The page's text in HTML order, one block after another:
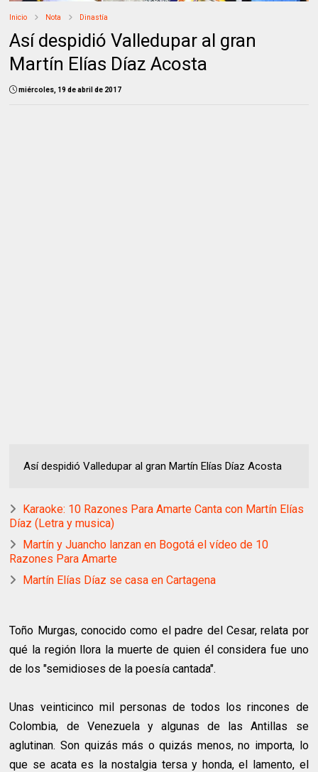
Inicio Nota Dinastía
Así despidió Valledupar al gran
Martín Elías Díaz Acosta
miércoles, 19 de abril de 2017
Así despidió Valledupar al gran Martín Elías Díaz Acosta
Karaoke: 10 Razones Para Amarte Canta con Martín Elías
Díaz (Letra y musica)
Martín y Juancho lanzan en Bogotá el vídeo de 10
Razones Para Amarte
Martín Elías Díaz se casa en Cartagena
Toño Murgas, conocido como el padre del Cesar, relata por
qué la región llora la muerte de quien él considera fue uno
de los "semidioses de la poesía cantada".
Unas veinticinco mil personas de todos los rincones de
Colombia, de Venezuela y algunas de las Antillas se
aglutinan. Son quizás más o quizás menos, no importa, lo
que se acata es la nostalgia tersa y honda, el lamento, el